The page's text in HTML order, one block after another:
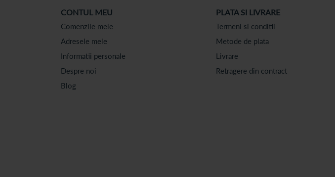
CONTUL MEU
Comenzile mele
Adresele mele
Informatii personale
Despre noi
Blog
PLATA SI LIVRARE
Termeni si conditii
Metode de plata
Livrare
Retragere din contract